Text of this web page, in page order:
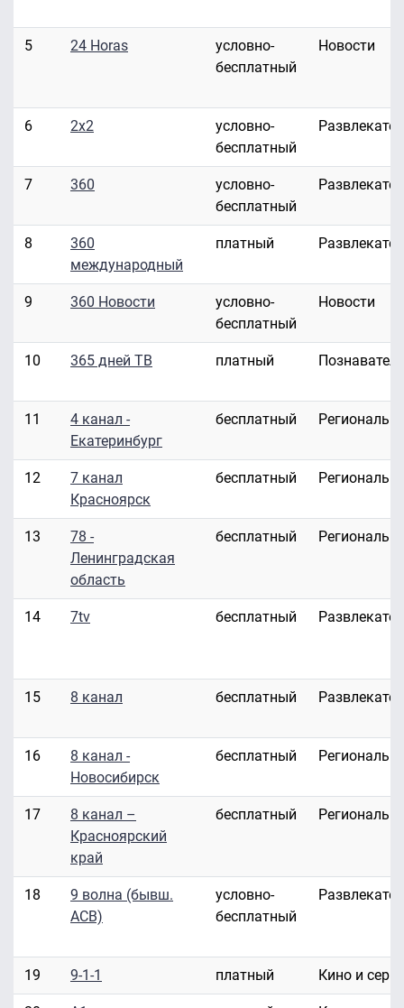
5 24 Horas
условно-
бесплатный
Новости
6 2x2
условно-
бесплатный
7 360
условно-
бесплатный
8
360
международный
платный
9 360 Новости
условно-
бесплатный
Новости
10 365 дней ТВ платный
11
4 канал -
Екатеринбург
бесплатный
12
7 канал
Красноярск
бесплатный
13
78 -
Ленинградская
область
бесплатный
14 7tv бесплатный
15 8 канал бесплатный
16
8 канал -
Новосибирск
бесплатный
17
8 канал –
Красноярский
край
бесплатный
18
9 волна (бывш.
АСВ)
условно-
бесплатный
19 9-1-1 платный Кино и